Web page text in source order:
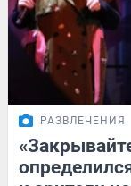
РАЗВЛЕЧЕНИЯ